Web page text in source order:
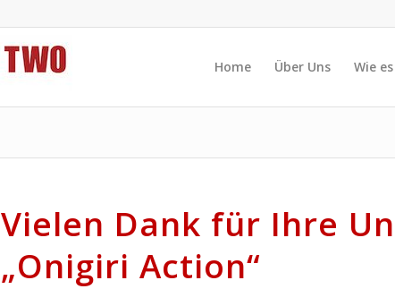
Home Über Uns Wie
Vielen Dank für Ihre
„Onigiri Action“